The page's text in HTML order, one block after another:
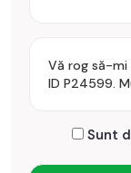
Sunt